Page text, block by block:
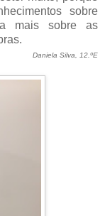
sobre
mais sobre as
Daniela Silva, 12.ºE